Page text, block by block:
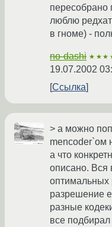
пересобрано
люблю
в гноме) -
no-dashi
19.07.2002
Ссылка
> а можно
mencoder`ом
а что
описано. Вся
оптимальных
разрешение
разные
все